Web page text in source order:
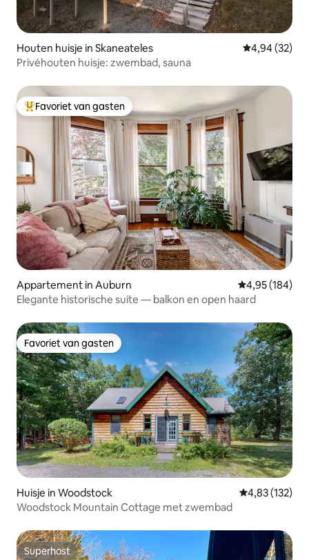
Houten huisje in Skaneateles Gemiddelde
4,94 (32)
Privéhouten huisje: zwembad, sauna
Topfavoriet van gasten
Favoriet van gasten
Appartement in Auburn Gemiddelde
4,95 (184)
Elegante historische suite — balkon en open haard
Favoriet van gasten
Favoriet van gasten
Huisje in Woodstock Gemiddelde
4,83 (132)
Woodstock Mountain Cottage met zwembad
Superhost
Superhost